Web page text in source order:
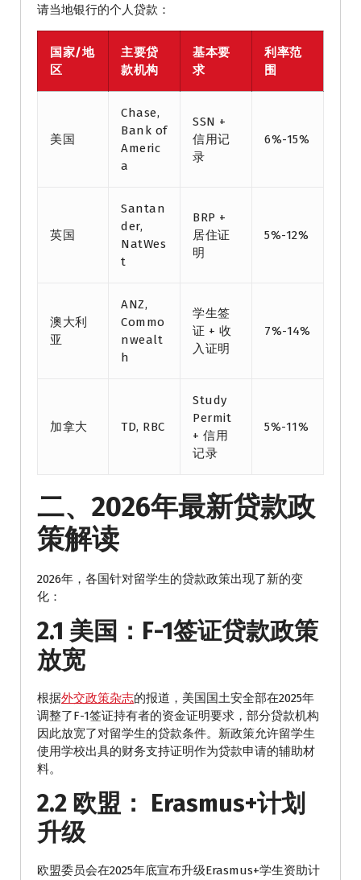
请当地银行的个人贷款：
国家/地
区
主要贷
款机构
基本要
求
利率范
围
美国
Chase,
Bank of
Americ
a
SSN +
信用记
录
6%-15%
英国
Santan
der,
NatWes
t
BRP +
居住证
明
5%-12%
澳大利
亚
ANZ,
Commo
nwealt
h
学生签
证 + 收
入证明
7%-14%
加拿大 TD, RBC
Study
Permit
+ 信用
记录
5%-11%
二、2026年最新贷款政
策解读
2026年，各国针对留学生的贷款政策出现了新的变
化：
2.1 美国：F-1签证贷款政策
放宽
根据外交政策杂志的报道，美国国土安全部在2025年
调整了F-1签证持有者的资金证明要求，部分贷款机构
因此放宽了对留学生的贷款条件。新政策允许留学生
使用学校出具的财务支持证明作为贷款申请的辅助材
料。
2.2 欧盟： Erasmus+计划
升级
欧盟委员会在2025年底宣布升级Erasmus+学生资助计